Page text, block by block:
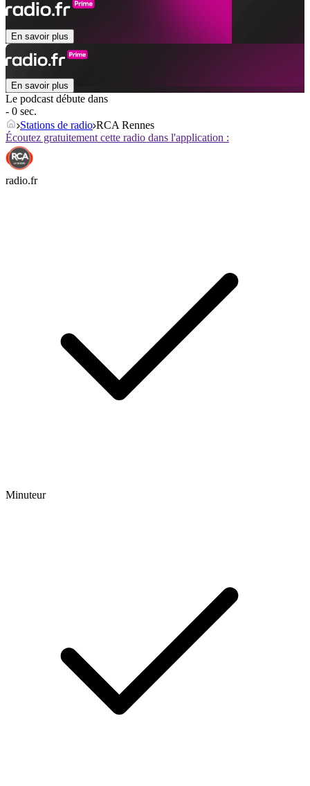
En savoir plus
En savoir plus
Le podcast débute dans
- 0 sec.
Stations de radio RCA Rennes
Écoutez gratuitement cette radio dans l'application :
radio.fr
Minuteur